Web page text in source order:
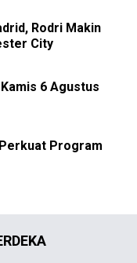
Rodri Makin
City
6 Agustus
Program